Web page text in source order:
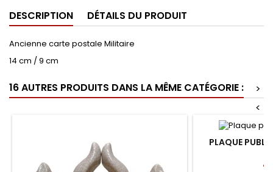
DESCRIPTION DÉTAILS DU PRODUIT
Ancienne carte postale Militaire
14 cm / 9 cm
16 AUTRES PRODUITS DANS LA MÊME CATÉGORIE :
>
<
PLAQUE